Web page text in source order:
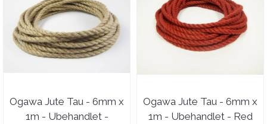
Ogawa Jute Tau - 6mm x
1m - Ubehandlet -
Ogawa Jute Tau - 6mm x
1m - Ubehandlet - Red